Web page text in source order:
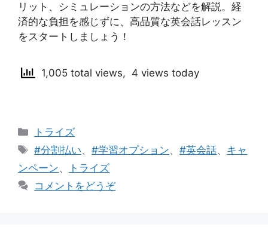
リット、シミュレーションの方法などを解説。経
済的な負担を感じずに、高品質な英会話レッスン
をスタートしましょう！
1,005 total views, 4 views today
カ
テ
リ
ー
トライズ
タ
グ
#分割払い、#学習オプション、#英会話、 キャ
ンペーン、
トライズ
コメントをどうぞ